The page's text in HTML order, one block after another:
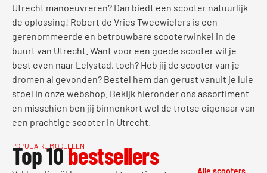
Utrecht manoeuvreren? Dan biedt een scooter natuurlijk
de oplossing! Robert de Vries Tweewielers is een
gerenommeerde en betrouwbare scooterwinkel in de
buurt van Utrecht. Want voor een goede scooter wil je
best even naar Lelystad, toch? Heb jij de scooter van je
dromen al gevonden? Bestel hem dan gerust vanuit je luie
stoel in onze webshop. Bekijk hieronder ons assortiment
en misschien ben jij binnenkort wel de trotse eigenaar van
een prachtige scooter in Utrecht.
POPULAIRE MODELLEN
Top 10bestsellers